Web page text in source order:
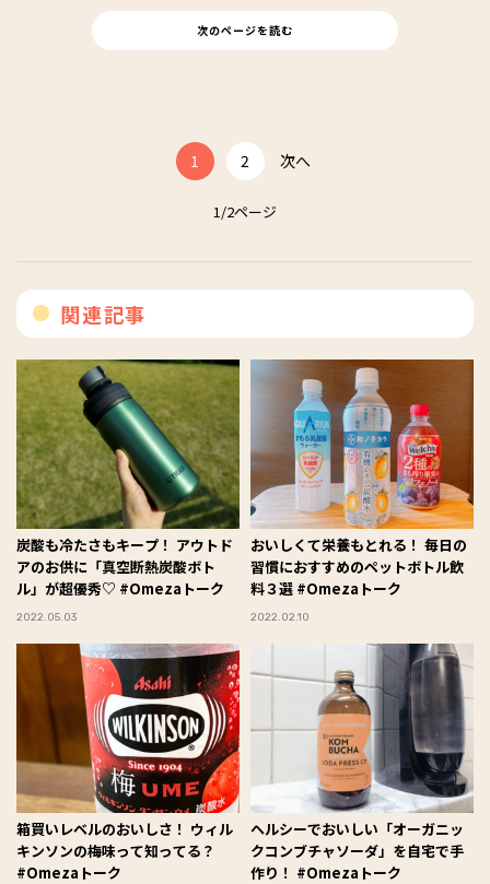
次のページを読む
1 2 次へ
1/2ページ
関連記事
炭酸も冷たさもキープ！ アウトド
アのお供に「真空断熱炭酸ボト
ル」が超優秀♡ #Omezaトーク
2022.05.03
おいしくて栄養もとれる！ 毎日の
習慣におすすめのペットボトル飲
料３選 #Omezaトーク
2022.02.10
箱買いレベルのおいしさ！ ウィル
キンソンの梅味って知ってる？
#Omezaトーク
ヘルシーでおいしい「オーガニッ
クコンブチャソーダ」を自宅で手
作り！ #Omezaトーク